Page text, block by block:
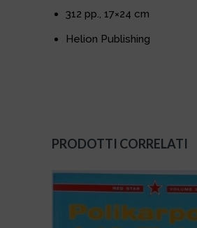
312 pp., 17×24 cm
Helion Publishing
PRODOTTI CORRELATI